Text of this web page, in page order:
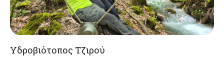
Υδροβιότοπος Τζιρού